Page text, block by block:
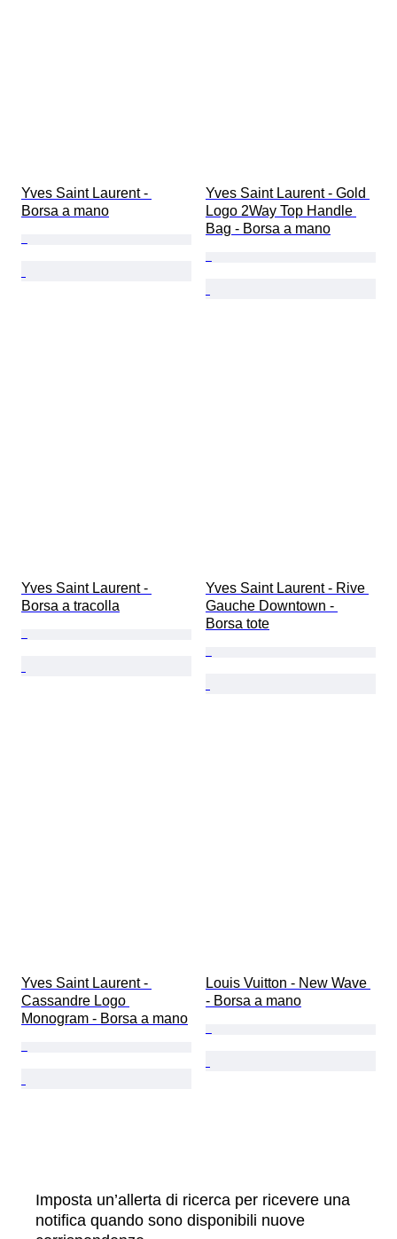
Yves Saint Laurent -
Borsa a mano
Yves Saint Laurent - Gold
Logo 2Way Top Handle
Bag - Borsa a mano
Yves Saint Laurent -
Borsa a tracolla
Yves Saint Laurent - Rive
Gauche Downtown -
Borsa tote
Yves Saint Laurent -
Cassandre Logo
Monogram - Borsa a mano
Louis Vuitton - New Wave
- Borsa a mano
Imposta un’allerta di ricerca per ricevere una
notifica quando sono disponibili nuove